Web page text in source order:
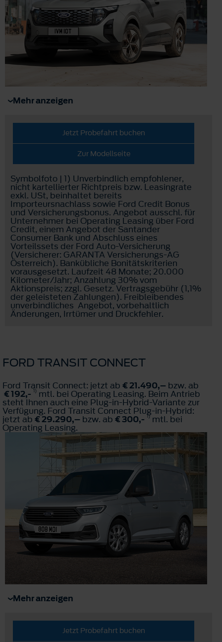
Mehr anzeigen
Jetzt Probefahrt buchen
Zur Modellseite
Symbolfoto | 1) Unverbindlich empfohlener,
nicht kartellierter Richtpreis bzw. Leasingrate
exkl. USt, beinhaltet bereits
Importeursnachlass sowie Ford Credit Bonus
und Versicherungsbonus. Angebot ausschl. für
Unternehmer bei Operating Leasing über Ford
Credit, einem Angebot der Santander
Consumer Bank und Abschluss eines
Vorteilssets der Ford Auto-Versicherung
(Versicherer: GARANTA Versicherungs-AG
Österreich). Bankübliche Bonitätskriterien
vorausgesetzt. Laufzeit 48 Monate; 20.000
Kilometer/Jahr; Anzahlung 30% vom
Aktionspreis; zzgl. Gesetz. Vertragsgebühr (1,1%
der geleisteten Zahlungen). Freibleibendes
unverbindliches Angebot, vorbehaltlich
Änderungen, Irrtümer und Druckfehler.
FORD TRANSIT CONNECT
Ford Transit Connect: jetzt ab € 21.490,– bzw. ab
€ 192,- 1) mtl. bei Operating Leasing. Beim Antrieb
steht Ihnen auch eine Plug-in-Hybrid-Variante zur
Verfügung. Ford Transit Connect Plug-in-Hybrid:
jetzt ab € 29.290,– bzw. ab € 300,- 1)mtl. bei
Operating Leasing.
Mehr anzeigen
Jetzt Probefahrt buchen